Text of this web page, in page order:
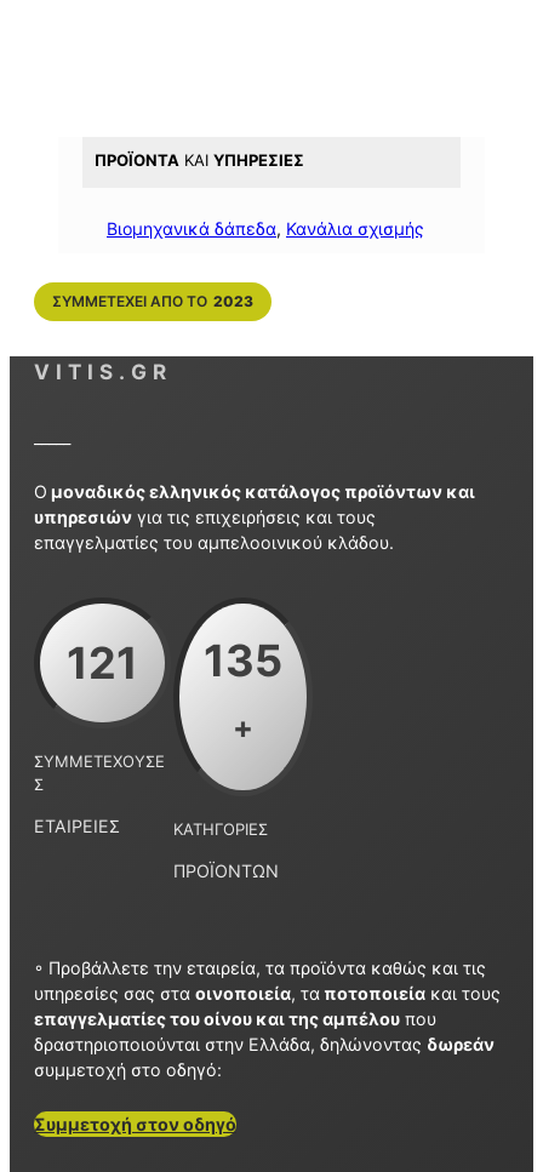
ΠΡΟΪΌΝΤΑ ΚΑΙ ΥΠΗΡΕΣΊΕΣ
Βιομηχανικά δάπεδα, Κανάλια σχισμής
ΣΥΜΜΕΤΈΧΕΙ ΑΠΌ ΤΟ 2023
VITIS.GR
Ο μοναδικός ελληνικός κατάλογος προϊόντων και
υπηρεσιών για τις επιχειρήσεις και τους
επαγγελματίες του αμπελοοινικού κλάδου.
121
ΣΥΜΜΕΤΈΧΟΥΣΕ
Σ
ΕΤΑΙΡΕΊΕΣ
135
+
ΚΑΤΗΓΟΡΊΕΣ
ΠΡΟΪΌΝΤΩΝ
◦ Προβάλλετε την εταιρεία, τα προϊόντα καθώς και τις
υπηρεσίες σας στα οινοποιεία, τα ποτοποιεία και τους
επαγγελματίες του οίνου και της αμπέλου που
δραστηριοποιούνται στην Ελλάδα, δηλώνοντας δωρεάν
συμμετοχή στο οδηγό:
Συμμετοχή στον οδηγό